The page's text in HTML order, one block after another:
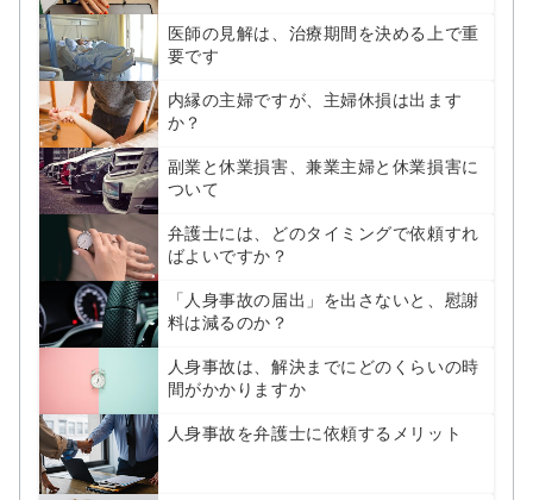
医師の見解は、治療期間を決める上で重
要です
内縁の主婦ですが、主婦休損は出ます
か？
副業と休業損害、兼業主婦と休業損害に
ついて
弁護士には、どのタイミングで依頼すれ
ばよいですか？
「人身事故の届出」を出さないと、慰謝
料は減るのか？
人身事故は、解決までにどのくらいの時
間がかかりますか
人身事故を弁護士に依頼するメリット